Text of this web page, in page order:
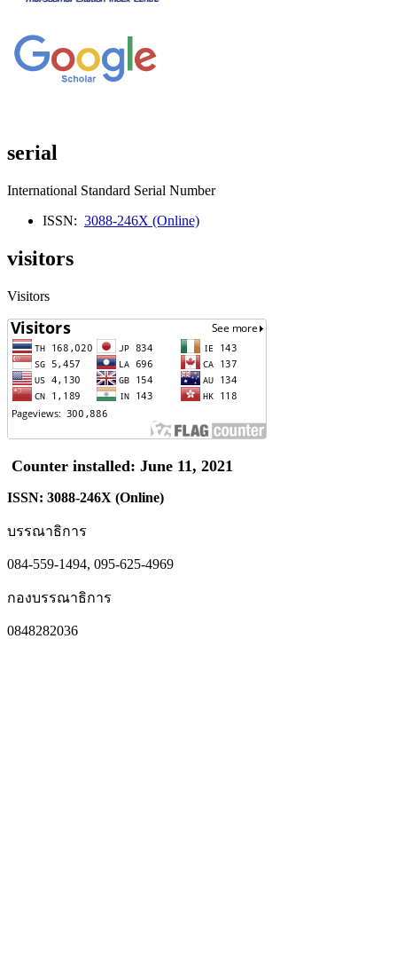
serial
International Standard Serial Number
ISSN: 3088-246X (Online)
visitors
Visitors
Counter installed: June 11, 2021
ISSN: 3088-246X (Online)
บรรณาธิการ
084-559-1494, 095-625-4969
กองบรรณาธิการ
0848282036